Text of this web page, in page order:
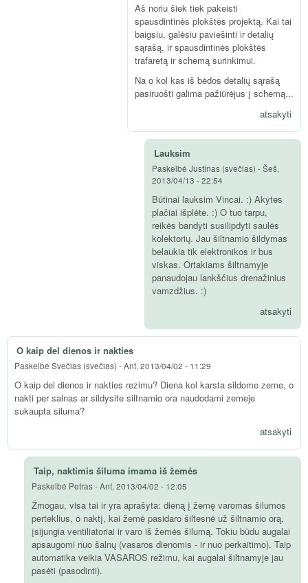
Aš noriu šiek tiek pakeisti
spausdintinės plokštės projektą. Kai tai
baigsiu, galėsiu paviešinti ir detalių
sąrašą, ir spausdintinės plokštės
trafaretą ir schemą surinkimui.
Na o kol kas iš bėdos detalių sąrašą
pasiruošti galima pažiūrėjus į schemą...
atsakyti
Lauksim
Paskelbė Justinas (svečias) -Šeš,
2013/04/13 - 22:54
Būtinai lauksim Vincai. :) Akytes
plačiai išplėte. :) O tuo tarpu,
reikės bandyti susilipdyti saulės
kolektorių. Jau šiltnamio šildymas
belaukia tik elektronikos ir bus
viskas. Ortakiams šiltnamyje
panaudojau lankščius drenažinius
vamzdžius. :)
atsakyti
O kaip del dienos ir nakties
Paskelbė Svečias (svečias) -Ant, 2013/04/02 - 11:29
O kaip del dienos ir nakties rezimu? Diena kol karsta sildome zeme, o
nakti per salnas ar sildysite siltnamio ora naudodami zemeje
sukaupta siluma?
atsakyti
Taip, naktimis šiluma imama iš žemės
Paskelbė Petras-Ant, 2013/04/02 - 12:05
Žmogau, visa tai ir yra aprašyta: dieną į žemę varomas šilumos
perteklius, o naktį, kai žemė pasidaro šiltesnė už šiltnamio orą,
įsijungia ventiliatoriai ir varo iš žemės šilumą. Tokiu būdu augalai
apsaugomi nuo šalnų (vasaros dienomis - ir nuo perkaitimo). Taip
automatika veikia VASAROS režimu, kai augalai šiltnamyje jau
pasėti (pasodinti).